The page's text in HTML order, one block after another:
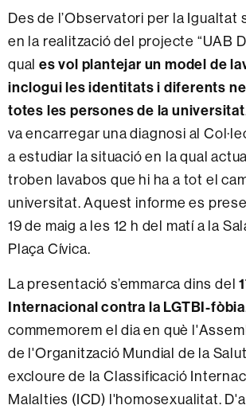
Des de l’Observatori per la Igualtat
en la realització del projecte “UAB
qual es vol plantejar un model de
inclogui les identitats i diferents
totes les persones de la universitat
va encarregar una diagnosi al
a estudiar la situació en la qual
troben lavabos que hi ha a tot el
universitat. Aquest informe es
19 de maig a les 12 h del matí a la
Plaça Cívica.
La presentació s’emmarca dins del
Internacional contra la LGTBI-fòbia
commemorem el dia en què
de l'Organització Mundial de la
excloure de la Classificació
Malalties (ICD) l'homosexualitat.